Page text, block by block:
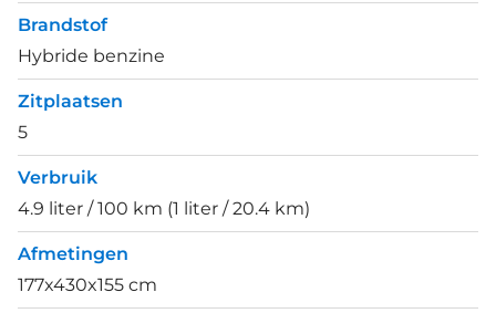
Brandstof
Hybride benzine
Zitplaatsen
5
Verbruik
4.9 liter / 100 km (1 liter / 20.4 km)
Afmetingen
177x430x155 cm